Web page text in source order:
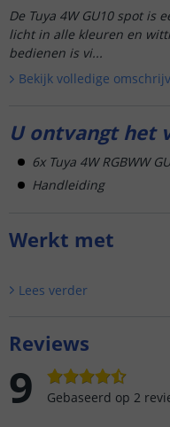
De Tuya 4W GU10 spot is
licht in alle kleuren en
bedienen is vi...
Bekijk volledige
U ontvangt het
6x Tuya 4W RGBWW
Handleiding
Werkt met
Lees verder
Reviews
9 Gebaseerd op 2